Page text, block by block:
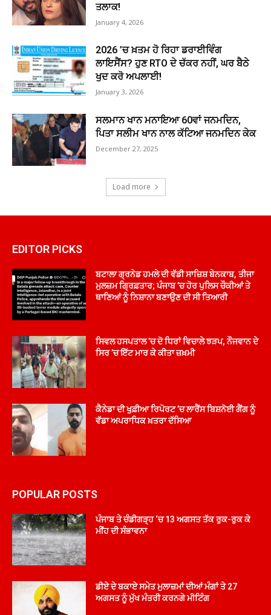
ਤਲਾਕ!
January 4, 2026
2026 ’ਚ ਖ਼ਤਮ ਹੋ ਰਿਹਾ ਡਰਾਈਵਿੰਗ
ਲਾਇਸੈਂਸ? ਹੁਣ RTO ਦੇ ਚੱਕਰ ਨਹੀਂ, ਘਰ ਬੈਠੇ
ਖੁਦ ਕਰੋ ਅਪਲਾਈ!
January 3, 2026
ਸਲਮਾਨ ਖਾਨ ਮਨਾਇਆ 60ਵਾਂ ਜਨਮਦਿਨ,
ਪਿਤਾ ਸਲੀਮ ਖਾਨ ਨਾਲ ਕੱਟਿਆ ਜਨਮਦਿਨ ਕੇਕ
December 27, 2025
Load more
EDITOR PICKS
ਬਟਾਲਾ ਗ੍ਰਨੇਡ ਹਮਲੇ ਦੀ ਵੱਡੀ ਸਾਜ਼ਿਸ਼ ਬੇਨਕਾਬ, ਤੀਜਾ
ਮੁਲਜ਼ਮ ਗ੍ਰਿਫ਼ਤਾਰ; ਪੰਜਾਬ ’ਚ ਹੋਰ ਪੁਲਿਸ ਚੌਕੀਆਂ ਤੇ
ਥਾਣਿਆਂ ਨੂੰ ਨਿਸ਼ਾਨਾ ਬਣਾਉਣ ਦੀ ਸੀ ਤਿਆਰੀ
ਸਿਵਲ ਹਸਪਤਾਲ ’ਚ ਦੋ ਧਿਰਾਂ ਵਿਚਾਲੇ ਝੜਪ, ਨੌਜਵਾਨ ਦੇ
ਸਿਰ ’ਚ ਇੱਟ ਮਾਰ ਕੇ ਕੀਤਾ ਜ਼ਖ਼ਮੀ
ਕੈਨੇਡਾ ਦੀ ਖੁਫ਼ੀਆ ਰਿਪੋਰਟ ’ਚ ਲਾਰੈਂਸ ਬਿਸ਼ਨੋਈ ਗੈਂਗ ਨੂੰ
ਵੱਡਾ ਅਪਰਾਧਿਕ ਖ਼ਤਰਾ ਦੱਸਿਆ
POPULAR POSTS
ਪੰਜਾਬ ਤੇ ਚੰਡੀਗੜ੍ਹ ‘ਚ 13 ਅਗਸਤ ਤੱਕ ਰੁਕ-ਰੁਕ ਕੇ
ਮੀਂਹ ਦੀ ਸੰਭਾਵਨਾ
ਡੀਏ ਦੇ ਬਕਾਏ ਸਮੇਤ ਮੁਲਾਜ਼ਮਾਂ ਦੀਆਂ ਮੰਗਾਂ ਤੇ 27
ਅਗਸਤ ਨੂੰ ਮੁੱਖ ਮੰਤਰੀ ਕਰਨਗੇ ਮੀਟਿੰਗ